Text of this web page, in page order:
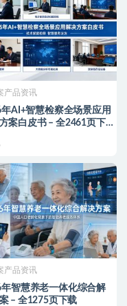
产品资讯
AI+智慧检察全场景应用
案白皮书 – 全2461页下
产品资讯
智慧养老一体化综合解
– 全1275页下载